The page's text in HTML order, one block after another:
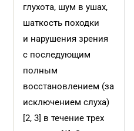
глухота, шум в ушах,
шаткость походки
и нарушения зрения
с последующим
полным
восстановлением (за
исключением слуха)
[2, 3] в течение трех